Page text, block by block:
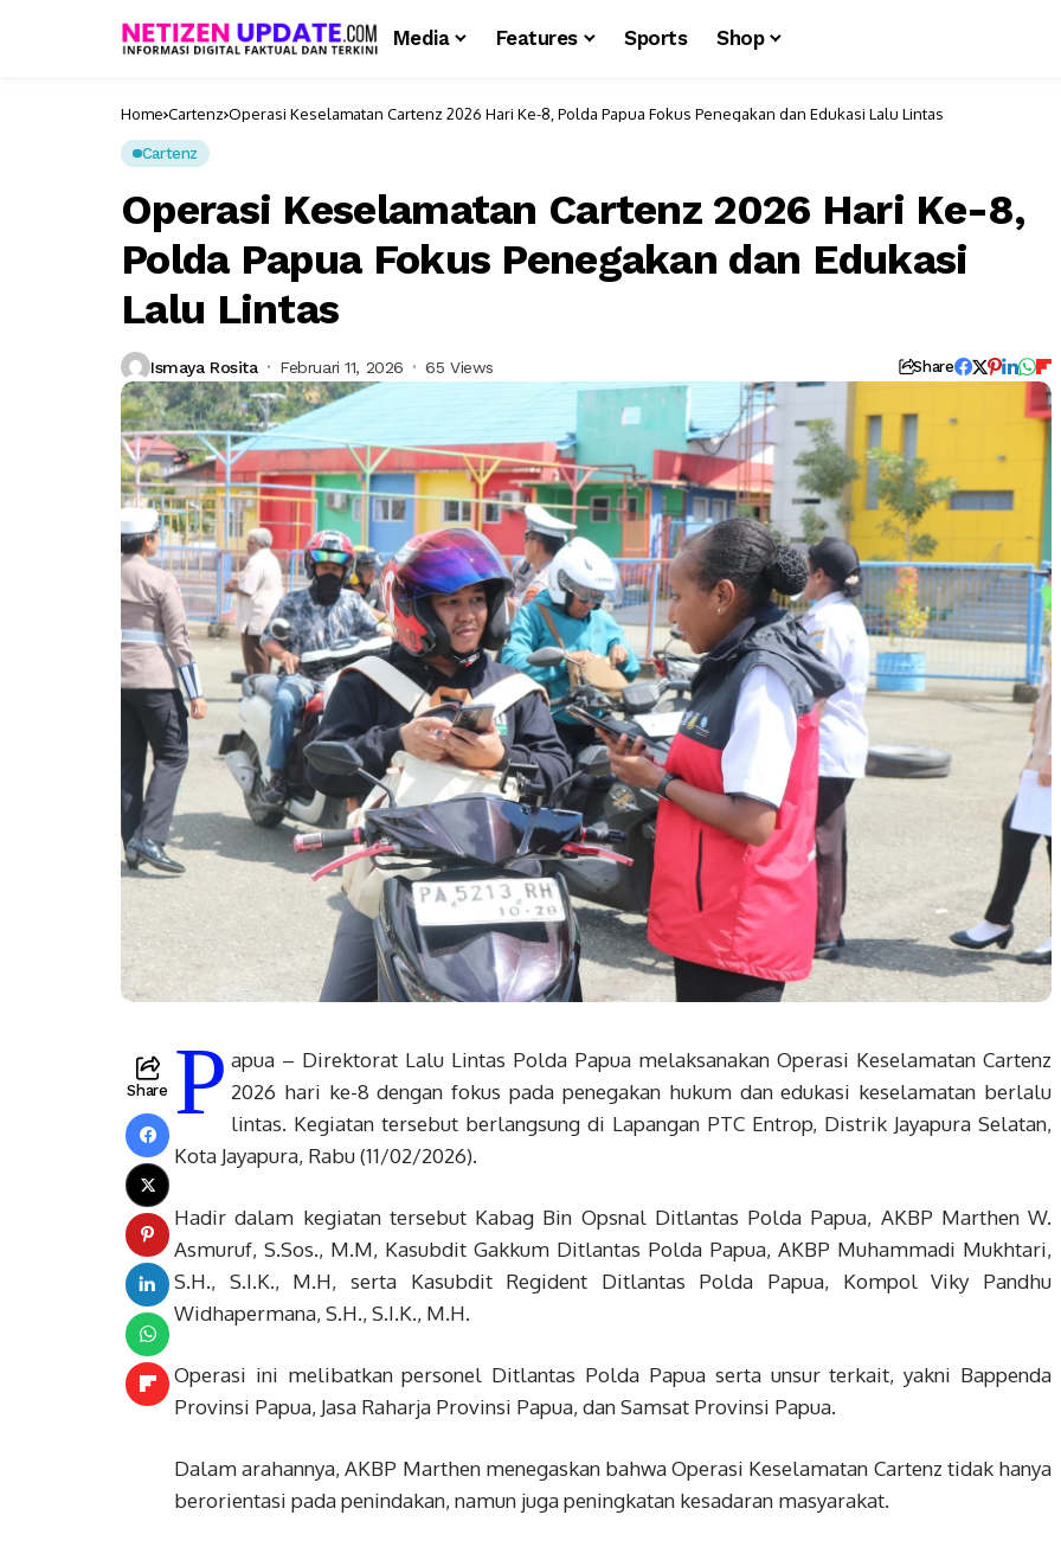
Media Features Sports Shop
Home Cartenz Operasi Keselamatan Cartenz 2026 Hari Ke-8, Polda Papua Fokus Penegakan dan Edukasi Lalu Lintas
Cartenz
Operasi Keselamatan Cartenz 2026 Hari Ke-8,
Polda Papua Fokus Penegakan dan Edukasi
Lalu Lintas
Ismaya Rosita Februari 11, 2026 65 Views Share
Share P apua – Direktorat Lalu Lintas Polda Papua melaksanakan Operasi Keselamatan Cartenz
2026 hari ke-8 dengan fokus pada penegakan hukum dan edukasi keselamatan berlalu
lintas. Kegiatan tersebut berlangsung di Lapangan PTC Entrop, Distrik Jayapura Selatan,
Kota Jayapura, Rabu (11/02/2026).
Hadir dalam kegiatan tersebut Kabag Bin Opsnal Ditlantas Polda Papua, AKBP Marthen W.
Asmuruf, S.Sos., M.M, Kasubdit Gakkum Ditlantas Polda Papua, AKBP Muhammadi Mukhtari,
S.H., S.I.K., M.H, serta Kasubdit Regident Ditlantas Polda Papua, Kompol Viky Pandhu
Widhapermana, S.H., S.I.K., M.H.
Operasi ini melibatkan personel Ditlantas Polda Papua serta unsur terkait, yakni Bappenda
Provinsi Papua, Jasa Raharja Provinsi Papua, dan Samsat Provinsi Papua.
Dalam arahannya, AKBP Marthen menegaskan bahwa Operasi Keselamatan Cartenz tidak hanya
berorientasi pada penindakan, namun juga peningkatan kesadaran masyarakat.